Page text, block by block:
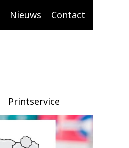
Contact
Nieuws
Printservice